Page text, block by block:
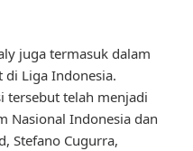
juga termasuk dalam
di Liga Indonesia.
tersebut telah menjadi
Nasional Indonesia dan
Stefano Cugurra,